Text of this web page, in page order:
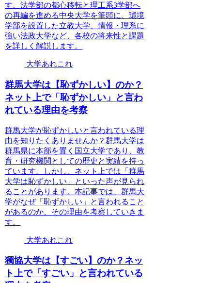
す。法学部の都心移転と理工系3学部へ
の再編を進める中央大学を筆頭に、環境
学部を設置した立教大学、情報・理系に
強い法政大学など、各校の将来性と課題
を詳しく解説します。
大学あれこれ
群馬大学は【恥ずかしい】のか？
ネット上で「恥ずかしい」と言わ
れている理由を考察
群馬大学が恥ずかしいと言われている理
由を知りたくありませんか？群馬大学は
群馬県に本部を置く国立大学であり、教
育・研究機関としての歴史と実績を持っ
ています。しかし、ネット上では「群馬
大学は恥ずかしい」といった声が見られ
ることがあります。本記事では、群馬大
学がなぜ「恥ずかしい」と言われること
があるのか、その理由を考察していきま
す。
大学あれこれ
獨協大学は【すごい】のか？ネッ
ト上で「すごい」と言われている